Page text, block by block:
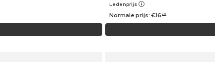
Ledenprijs
Normale prijs:€16 29